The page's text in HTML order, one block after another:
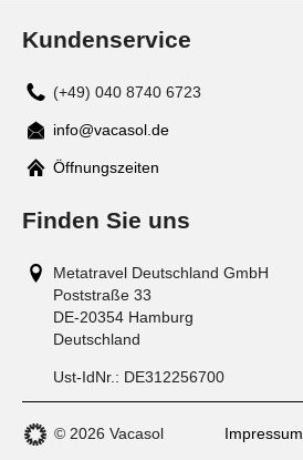
Kundenservice
(+49) 040 8740 6723
Mail
info@vacasol.de
Öffnungszeiten
Finden Sie uns
Metatravel Deutschland GmbH
Poststraße 33
DE-20354 Hamburg
Deutschland
Ust-IdNr.: DE312256700
© 2026 Vacasol Impressum